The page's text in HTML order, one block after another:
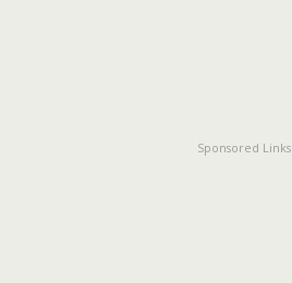
Sponsored Links